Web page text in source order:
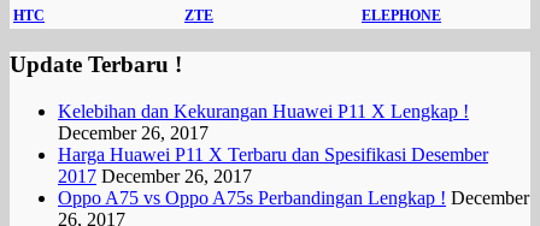
HTC
ZTE ELEPHONE
Update Terbaru !
Kelebihan dan Kekurangan Huawei P11 X Lengkap !
December 26, 2017
Harga Huawei P11 X Terbaru dan Spesifikasi Desember
2017 December 26, 2017
Oppo A75 vs Oppo A75s Perbandingan Lengkap ! December
26, 2017